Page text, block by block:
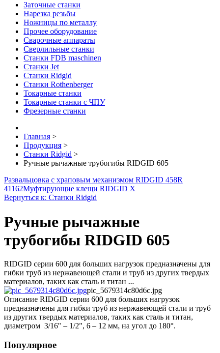
Заточные станки
Нарезка резьбы
Ножницы по металлу
Прочее оборудование
Сварочные аппараты
Сверлильные станки
Станки FDB maschinen
Станки Jet
Станки Ridgid
Станки Rothenberger
Токарные станки
Токарные станки с ЧПУ
Фрезерные станки
Главная >
Продукция >
Станки Ridgid >
Ручные рычажные трубогибы RIDGID 605
Развальцовка с храповым механизмом RIDGID 458R
41162Муфтирующие клещи RIDGID X
Вернуться к: Станки Ridgid
Ручные рычажные
трубогибы RIDGID 605
RIDGID серии 600 для больших нагрузок предназначены для
гибки труб из нержавеющей стали и труб из других твердых
материалов, таких как сталь и титан ...
pic_5679314c80d6c.jpg
Описание RIDGID серии 600 для больших нагрузок
предназначены для гибки труб из нержавеющей стали и труб
из других твердых материалов, таких как сталь и титан,
диаметром 3/16" – 1/2", 6 – 12 мм, на угол до 180°.
Популярное